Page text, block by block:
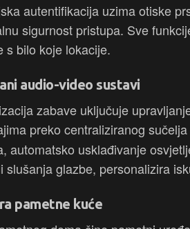
autentifikacija uzima otiske
sigurnost pristupa. Sve
s bilo koje lokacije.
audio-video sustavi
zabave uključuje
preko centraliziranog
automatsko usklađivanje
slušanja glazbe, personalizira
pametne kuće